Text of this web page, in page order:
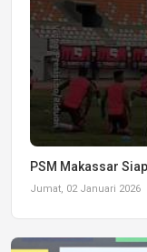
PSM Makassar
Jumat, 02 Januari 2026